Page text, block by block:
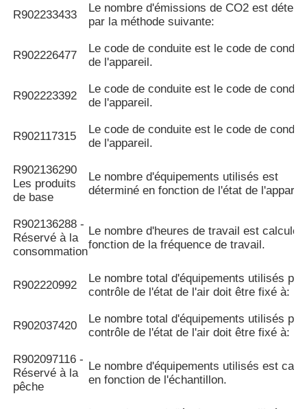
R902233433
Le nombre d'émissions de CO2 est
par la méthode suivante:
R902226477
Le code de conduite est le code de
de l'appareil.
R902223392
Le code de conduite est le code de
de l'appareil.
R902117315
Le code de conduite est le code de
de l'appareil.
R902136290
Les produits
de base
Le nombre d'équipements utilisés est
déterminé en fonction de l'état de
R902136288 -
Réservé à la
consommation
Le nombre d'heures de travail est calculé
fonction de la fréquence de travail.
R902220992
Le nombre total d'équipements utilisés
contrôle de l'état de l'air doit être fixé à:
R902037420
Le nombre total d'équipements utilisés
contrôle de l'état de l'air doit être fixé à:
R902097116 -
Réservé à la
pêche
Le nombre d'équipements utilisés est
en fonction de l'échantillon.